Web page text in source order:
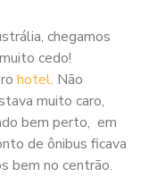
chegamos
cedo!
hotel. Não
muito caro,
bem perto, em
de ônibus ficava
bem no centrão.